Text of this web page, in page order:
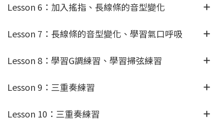
Lesson 6：加入搖指、長線條的音型變化
Lesson 7：長線條的音型變化、學習氣口呼吸
Lesson 8：學習G調練習、學習掃弦練習
Lesson 9：三重奏練習
Lesson 10：三重奏練習